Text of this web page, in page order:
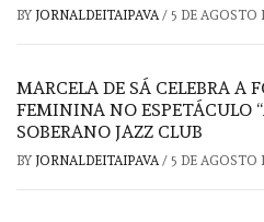
BY JORNALDEITAIPAVA/ 5 DE AGOSTO
MARCELA DE SÁ CELEBRA A
FEMININA NO ESPETÁCULO
SOBERANO JAZZ CLUB
BY JORNALDEITAIPAVA/ 5 DE AGOSTO